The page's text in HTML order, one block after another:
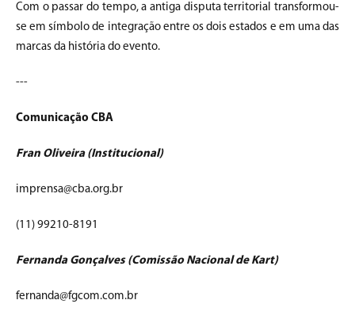
Com o passar do tempo, a antiga disputa territorial transformou-
se em símbolo de integração entre os dois estados e em uma das
marcas da história do evento.
---
Comunicação CBA
Fran Oliveira (Institucional)
imprensa@cba.org.br
(11) 99210-8191
Fernanda Gonçalves (Comissão Nacional de Kart)
fernanda@fgcom.com.br